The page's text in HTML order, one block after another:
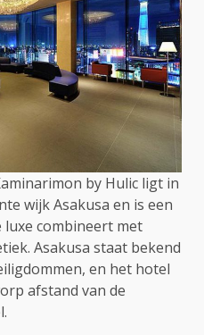
by Hulic ligt in
wijk Asakusa en is een
combineert met
Asakusa staat bekend
en het hotel
afstand van de